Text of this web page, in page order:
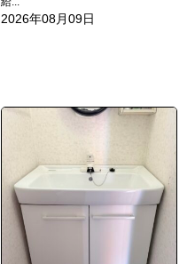
2026年08月09日